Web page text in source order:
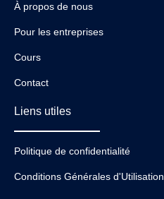
À propos de nous
Pour les entreprises
Cours
Contact
Liens utiles
Politique de confidentialité
Conditions Générales d'Utilisation